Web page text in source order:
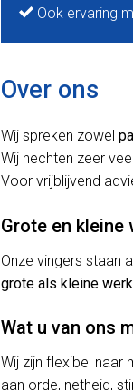
Ook ervaring
Over ons
Wij spreken zowel
Wij hechten zeer
Voor vrijblijvend
Grote en kleine
Onze vingers staan
grote als kleine
Wat u van ons
Wij zijn flexibel naar
aan orde, netheid,